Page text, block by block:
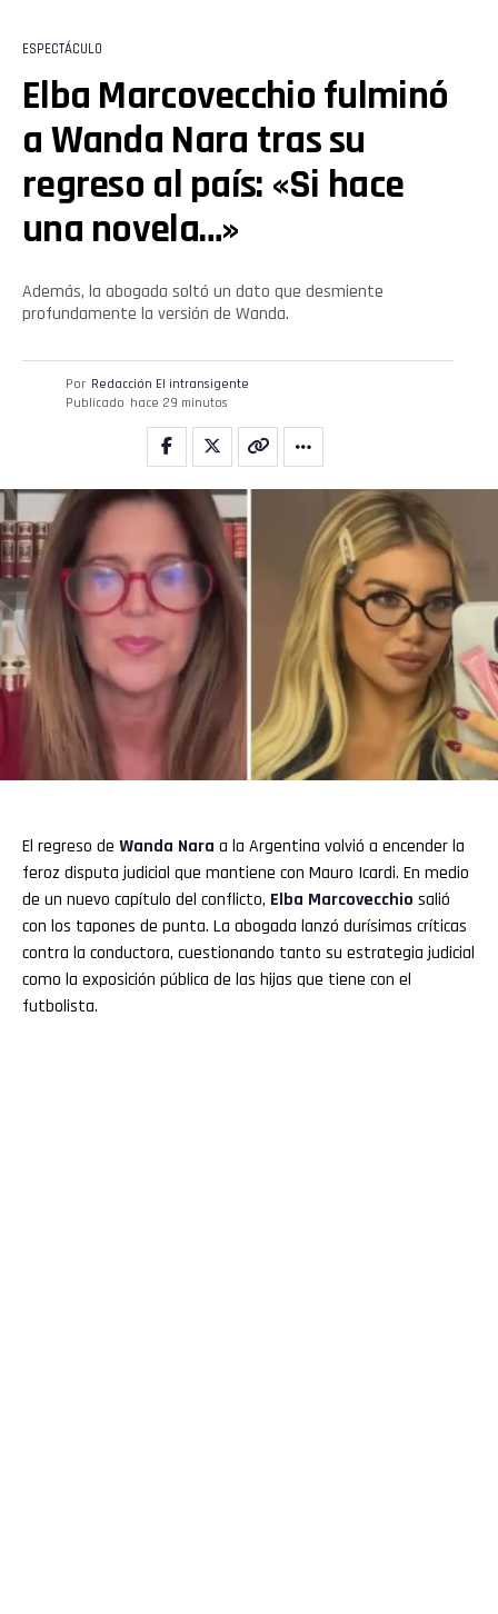
ESPECTÁCULO
Elba Marcovecchio fulminó
a Wanda Nara tras su
regreso al país: «Si hace
una novela…»
Además, la abogada soltó un dato que desmiente
profundamente la versión de Wanda.
Por Redacción El intransigente
Publicado hace 29 minutos
El regreso de Wanda Nara a la Argentina volvió a encender la
feroz disputa judicial que mantiene con Mauro Icardi. En medio
de un nuevo capítulo del conflicto, Elba Marcovecchio salió
con los tapones de punta. La abogada lanzó durísimas críticas
contra la conductora, cuestionando tanto su estrategia judicial
como la exposición pública de las hijas que tiene con el
futbolista.